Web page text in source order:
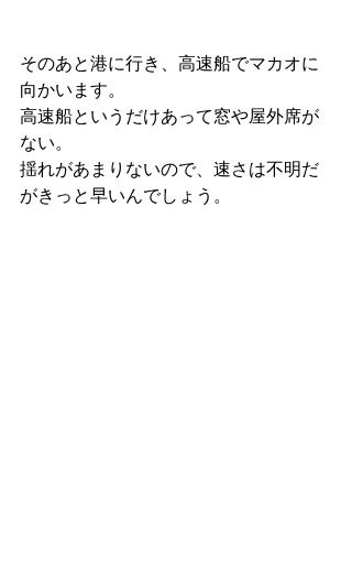
そのあと港に行き、高速船でマカオに
向かいます。
高速船というだけあって窓や屋外席が
ない。
揺れがあまりないので、速さは不明だ
がきっと早いんでしょう。